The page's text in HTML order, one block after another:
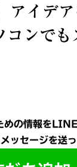
アイデ
ンでも
の情報を
ッセージを送っ